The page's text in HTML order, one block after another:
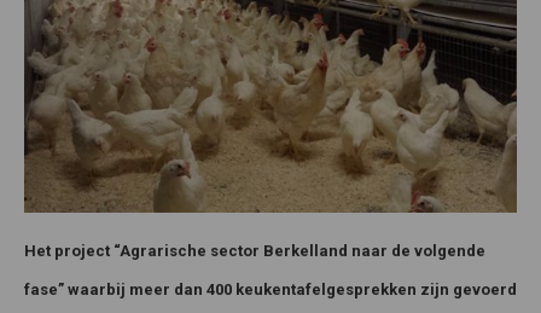
Het project “Agrarische sector Berkelland naar de volgende
fase” waarbij meer dan 400 keukentafelgesprekken zijn gevoerd